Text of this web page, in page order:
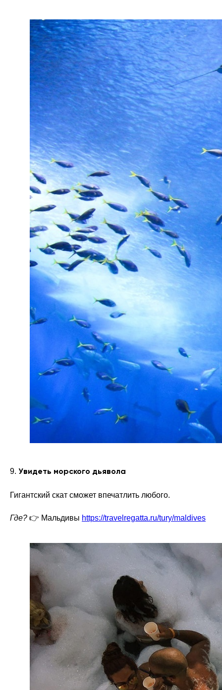
9. Увидеть морского дьявола
Гигантский скат сможет впечатлить любого.
Где? 👉 Мальдивы https://travelregatta.ru/tury/maldives